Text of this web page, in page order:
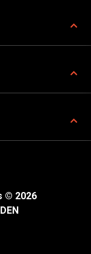
© 2026